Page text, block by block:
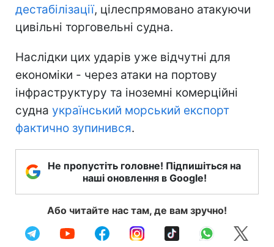
дестабілізації, цілеспрямовано атакуючи
цивільні торговельні судна.
Наслідки цих ударів уже відчутні для
економіки - через атаки на портову
інфраструктуру та іноземні комерційні
судна український морський експорт
фактично зупинився.
Не пропустіть головне! Підпишіться на
наші оновлення в Google!
Або читайте нас там, де вам зручно!